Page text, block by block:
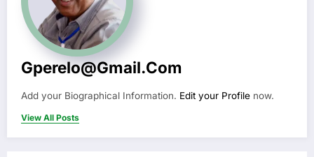
Gperelo@gmail.com
Add your Biographical Information. Edit your Profile now.
View All Posts